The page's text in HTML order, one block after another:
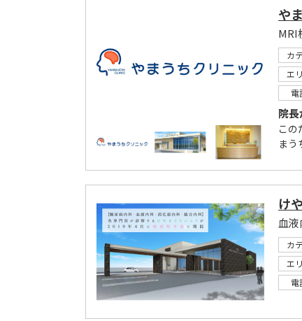
や
カ
エ
電
院
この
まう
け
カ
エ
電